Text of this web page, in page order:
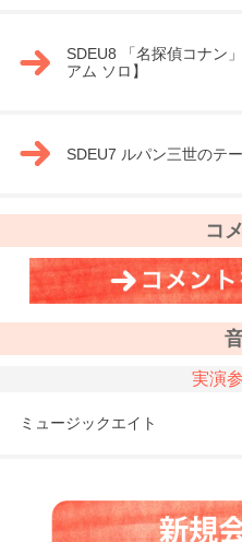
SDEU8 「名探偵コナン
アム ソロ】
SDEU7 ルパン三世のテ
コ
実演
ミュージックエイト